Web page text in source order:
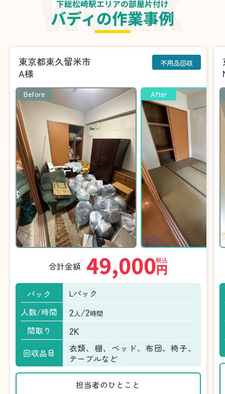
下総松崎駅エリアの部屋片付け
バディの作業事例
東京都東久留米市
A様
不用品回収
Before After
合計金額 49,000円
税込
パック
Lパック
人数/時間
2人/2時間
間取り 2K
回収品目
衣類、棚、ベッド、布団、椅子、
テーブルなど
担当者のひとこと